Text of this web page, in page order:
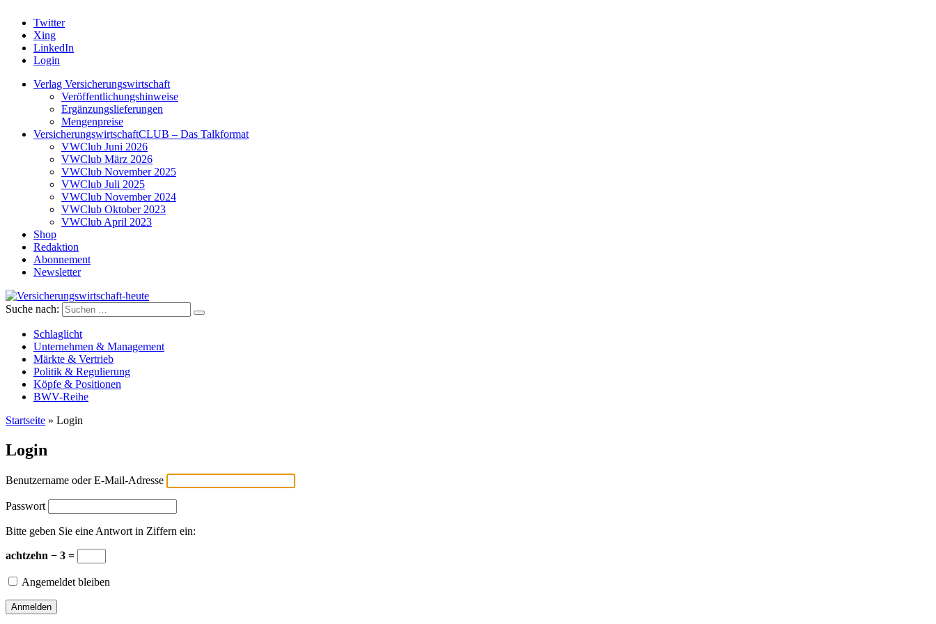
Twitter
Xing
LinkedIn
Login
Verlag Versicherungswirtschaft
Veröffentlichungshinweise
Ergänzungslieferungen
Mengenpreise
VersicherungswirtschaftCLUB – Das Talkformat
VWClub Juni 2026
VWClub März 2026
VWClub November 2025
VWClub Juli 2025
VWClub November 2024
VWClub Oktober 2023
VWClub April 2023
Shop
Redaktion
Abonnement
Newsletter
Versicherungswirtschaft-heute
Suche nach:
Schlaglicht
Unternehmen & Management
Märkte & Vertrieb
Politik & Regulierung
Köpfe & Positionen
BWV-Reihe
Startseite » Login
Login
Benutzername oder E-Mail-Adresse
Passwort
Bitte geben Sie eine Antwort in Ziffern ein:
achtzehn − 3 =
Angemeldet bleiben